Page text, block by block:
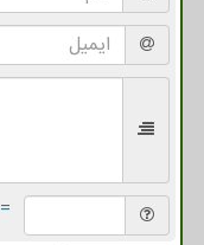
= ۹ بعلاوه ۳